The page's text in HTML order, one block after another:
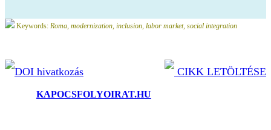
Keywords: Roma, modernization, inclusion, labor market, social integration
DOI hivatkozás CIKK LETÖLTÉSE
KAPOCSFOLYOIRAT.HU